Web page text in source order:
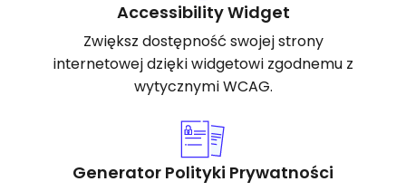
Accessibility Widget
Zwiększ dostępność swojej strony
internetowej dzięki widgetowi zgodnemu z
wytycznymi WCAG.
Generator Polityki Prywatności